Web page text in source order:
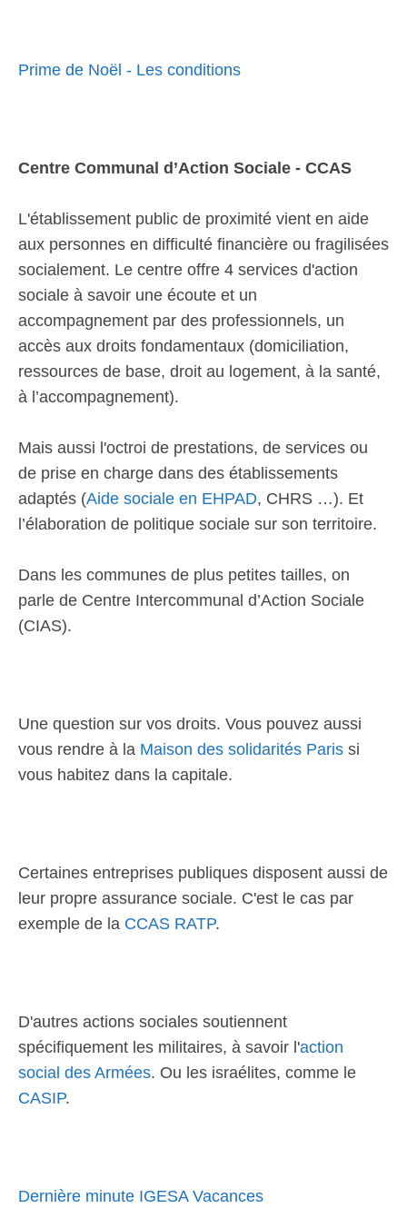
Prime de Noël - Les conditions
Centre Communal d’Action Sociale - CCAS
L'établissement public de proximité vient en aide
aux personnes en difficulté financière ou fragilisées
socialement. Le centre offre 4 services d'action
sociale à savoir une écoute et un
accompagnement par des professionnels, un
accès aux droits fondamentaux (domiciliation,
ressources de base, droit au logement, à la santé,
à l’accompagnement).
Mais aussi l'octroi de prestations, de services ou
de prise en charge dans des établissements
adaptés (Aide sociale en EHPAD, CHRS …). Et
l’élaboration de politique sociale sur son territoire.
Dans les communes de plus petites tailles, on
parle de Centre Intercommunal d’Action Sociale
(CIAS).
Une question sur vos droits. Vous pouvez aussi
vous rendre à la Maison des solidarités Paris si
vous habitez dans la capitale.
Certaines entreprises publiques disposent aussi de
leur propre assurance sociale. C'est le cas par
exemple de la CCAS RATP.
D'autres actions sociales soutiennent
spécifiquement les militaires, à savoir l'action
social des Armées. Ou les israélites, comme le
CASIP.
Dernière minute IGESA Vacances